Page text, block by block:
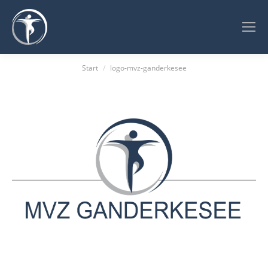
Start logo-mvz-ganderkesee